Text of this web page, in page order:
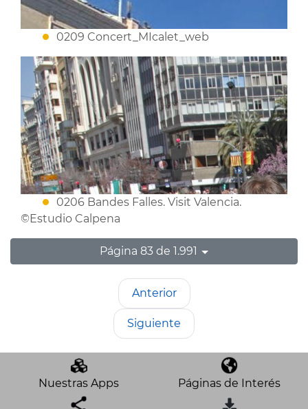
0209 Concert_MIcalet_web
0206 Bandes Falles. Visit Valencia.
©Estudio Calpena
Página 83 de 1.991
Anterior
Siguiente
Nuestras Apps Páginas de Interés